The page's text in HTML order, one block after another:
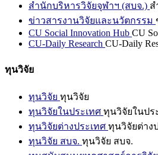
สำนักบริหารวิจัยจุฬาฯ (สบจ.) ส
ข่าวสารงานวิจัยและนวัตกรรม
CU Social Innovation Hub CU
CU-Daily Research CU-Daily
ทุนวิจัย
ทุนวิจัย ทุนวิจัย
ทุนวิจัยในประเทศ ทุนวิจัยในปร
ทุนวิจัยต่างประเทศ ทุนวิจัยต่าง
ทุนวิจัย สบจ. ทุนวิจัย สบจ.